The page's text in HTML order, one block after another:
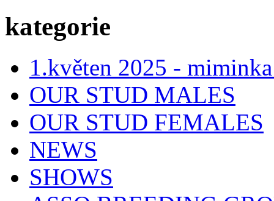
kategorie
1.květen 2025 -
OUR STUD MALES
OUR STUD FEMALES
NEWS
SHOWS